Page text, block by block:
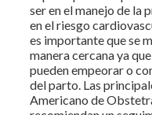
ser en el manejo de la
en el riesgo
es importante que se
manera cercana ya
pueden empeorar o
del parto. Las
Americano de